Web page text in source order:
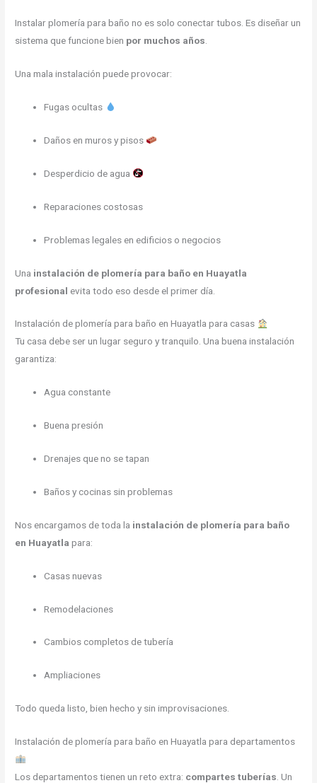
Instalar plomería para baño no es solo conectar tubos. Es diseñar un
sistema que funcione bien por muchos años.
Una mala instalación puede provocar:
Fugas ocultas
Daños en muros y pisos
Desperdicio de agua
Reparaciones costosas
Problemas legales en edificios o negocios
Una instalación de plomería para baño en Huayatla
profesional evita todo eso desde el primer día.
Instalación de plomería para baño en Huayatla para casas
Tu casa debe ser un lugar seguro y tranquilo. Una buena instalación
garantiza:
Agua constante
Buena presión
Drenajes que no se tapan
Baños y cocinas sin problemas
Nos encargamos de toda la instalación de plomería para baño
en Huayatla para:
Casas nuevas
Remodelaciones
Cambios completos de tubería
Ampliaciones
Todo queda listo, bien hecho y sin improvisaciones.
Instalación de plomería para baño en Huayatla para departamentos
Los departamentos tienen un reto extra: compartes tuberías . Un